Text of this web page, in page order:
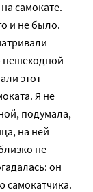
самокате.
и не было.
пешеходной
этот
Я не
подумала,
на ней
не
он
самокатчика.